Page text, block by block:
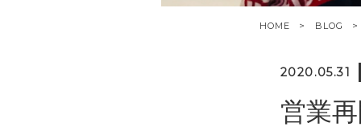
HOME BLOG
2020.05.31
営業